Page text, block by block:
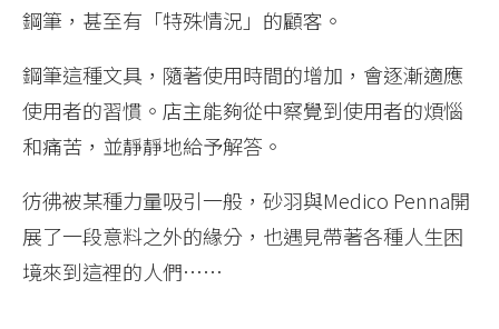
鋼筆，甚至有「特殊情況」的顧客。
鋼筆這種文具，隨著使用時間的增加，會逐漸適應
使用者的習慣。店主能夠從中察覺到使用者的煩惱
和痛苦，並靜靜地給予解答。
彷彿被某種力量吸引一般，砂羽與Medico Penna開
展了一段意料之外的緣分，也遇見帶著各種人生困
境來到這裡的人們……